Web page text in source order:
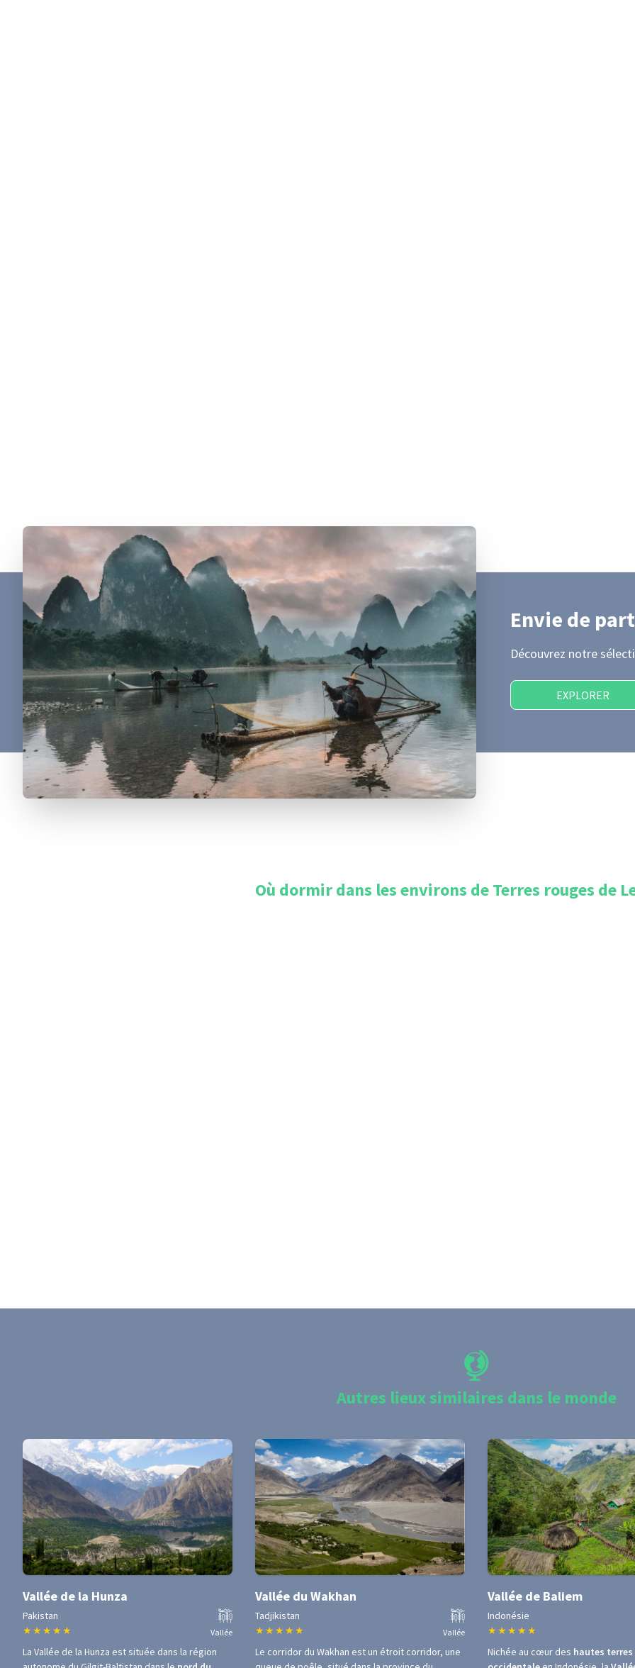
Envie de
Découvrez notre
EXPLORER
Où dormir dans les environs deTerres rouges de
Autres lieux similaires dans le monde
Vallée de la Hunza
Pakistan
★ ★ ★ ★ ★ Vallée
La Vallée de la Hunza est située dans la région
Vallée du Wakhan
Tadjikistan
★ ★ ★ ★ ★ Vallée
Le corridor du Wakhan est un étroit corridor, une
Vallée de Baliem
Indonésie
★ ★ ★ ★ ★
Nichée au cœur des hautes terres